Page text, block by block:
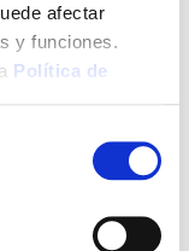
afectar
y funciones.
Política de